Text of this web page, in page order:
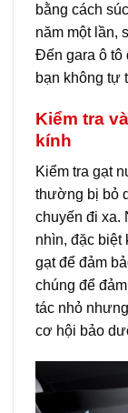
bằng cách
năm một lần,
Đến gara ô tô
bạn không tự
Kiểm tra
kính
Kiểm tra gạt
thường bị bỏ
chuyến đi xa.
nhìn, đặc biệt
gạt để đảm
chúng để
tác nhỏ
cơ hội bảo